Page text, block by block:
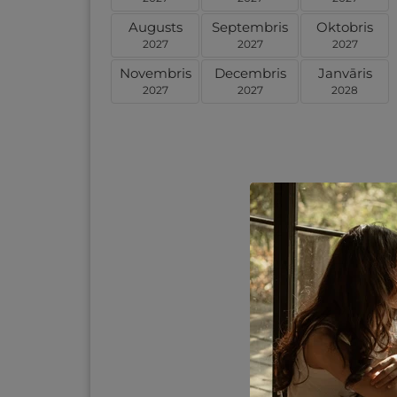
Augusts
2027
Septembris
2027
Oktobris
2027
Novembris
2027
Decembris
2027
Janvāris
2028